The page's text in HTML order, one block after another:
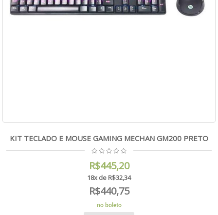
KIT TECLADO E MOUSE GAMING MECHAN GM200 PRETO
R$445,20
18x de R$32,34
R$440,75
no boleto